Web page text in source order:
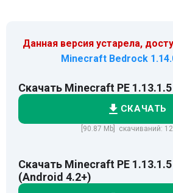
Данная версия устарела,
Minecraft Bedrock
Скачать Minecraft PE
СКАЧАТЬ
[90.87 Mb] скачиваний:
Скачать Minecraft PE
(Android 4.2+)